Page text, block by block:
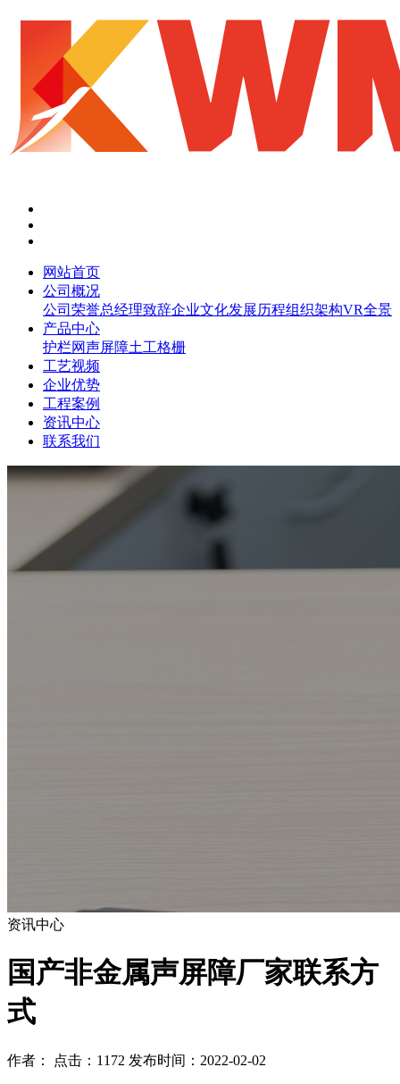
网站首页
公司概况
公司荣誉总经理致辞企业文化发展历程组织架构VR全景
产品中心
护栏网声屏障土工格栅
工艺视频
企业优势
工程案例
资讯中心
联系我们
资讯中心
国产非金属声屏障厂家联系方
式
作者： 点击：1172 发布时间：2022-02-02